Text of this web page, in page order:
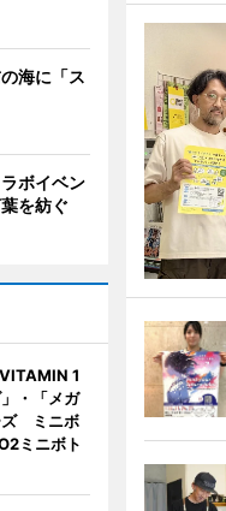
海に「ス
ボイベン
を紡ぐ
1
・「メガ
ズ ミニボ
ミニボト